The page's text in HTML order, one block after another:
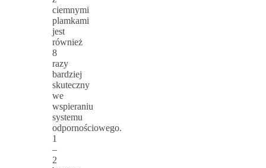
ciemnymi
plamkami
jest
również
8
razy
bardziej
skuteczny
we
wspieraniu
systemu
odpornościowego.
1
–
2